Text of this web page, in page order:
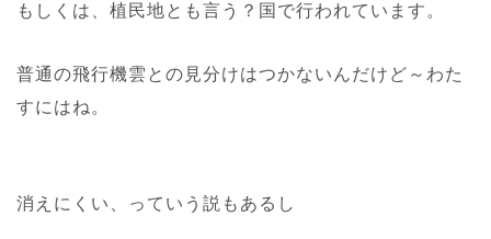
もしくは、植民地とも言う？国で行われています。
普通の飛行機雲との見分けはつかないんだけど～わた
すにはね。
消えにくい、っていう説もあるし